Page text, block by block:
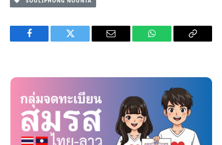
Facebook Twitter Email WhatsApp Copy